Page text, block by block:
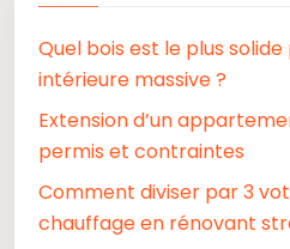
Quel bois est le plus
intérieure massive ?
Extension d’un
permis et contraintes
Comment diviser par 3
chauffage en rénovant